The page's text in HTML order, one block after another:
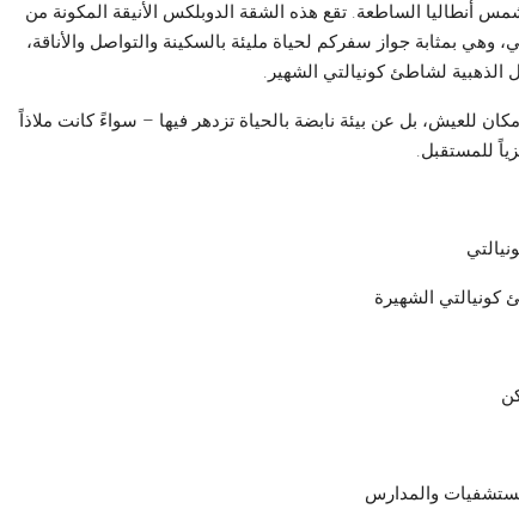
أنطاليا الساطعة. تقع هذه الشقة الدوبلكس الأنيقة المكونة من
بمثابة جواز سفركم لحياة مليئة بالسكينة والتواصل والأناقة،
لشاطئ كونيالتي الشهير.
للعيش، بل عن بيئة نابضة بالحياة تزدهر فيها – سواءً كانت ملاذاً
للمستقبل.
والمدارس